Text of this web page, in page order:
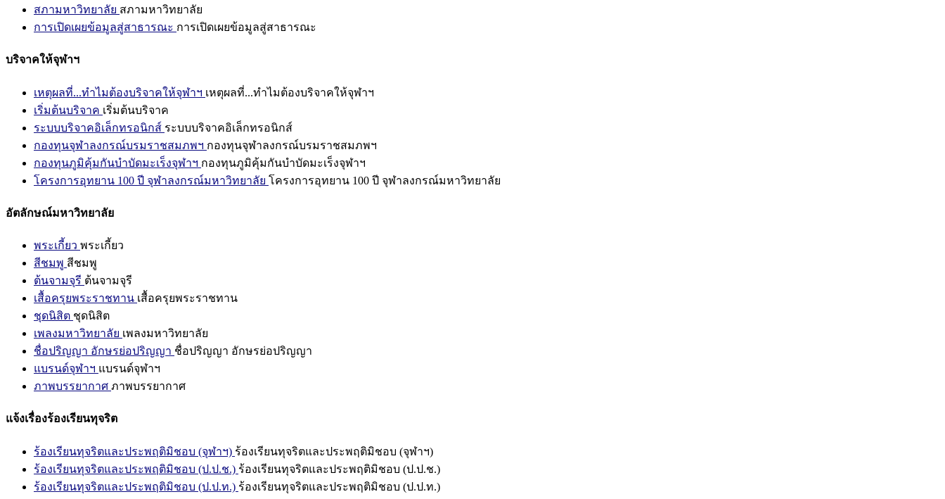
สภามหาวิทยาลัย สภามหาวิทยาลัย
การเปิดเผยข้อมูลสู่สาธารณะ การเปิดเผยข้อมูลสู่สาธารณะ
บริจาคให้จุฬาฯ
เหตุผลที่...ทำไมต้องบริจาคให้จุฬาฯ เหตุผลที่...ทำไมต้องบริจาคให้จุฬาฯ
เริ่มต้นบริจาค เริ่มต้นบริจาค
ระบบบริจาคอิเล็กทรอนิกส์ ระบบบริจาคอิเล็กทรอนิกส์
กองทุนจุฬาลงกรณ์บรมราชสมภพฯ กองทุนจุฬาลงกรณ์บรมราชสมภพฯ
กองทุนภูมิคุ้มกันบำบัดมะเร็งจุฬาฯ กองทุนภูมิคุ้มกันบำบัดมะเร็งจุฬาฯ
โครงการอุทยาน 100 ปี จุฬาลงกรณ์มหาวิทยาลัย โครงการอุทยาน 100 ปี จุฬาลงกรณ์มหาวิทยาลัย
อัตลักษณ์มหาวิทยาลัย
พระเกี้ยว พระเกี้ยว
สีชมพู สีชมพู
ต้นจามจุรี ต้นจามจุรี
เสื้อครุยพระราชทาน เสื้อครุยพระราชทาน
ชุดนิสิต ชุดนิสิต
เพลงมหาวิทยาลัย เพลงมหาวิทยาลัย
ชื่อปริญญา อักษรย่อปริญญา ชื่อปริญญา อักษรย่อปริญญา
แบรนด์จุฬาฯ แบรนด์จุฬาฯ
ภาพบรรยากาศ ภาพบรรยากาศ
แจ้งเรื่องร้องเรียนทุจริต
ร้องเรียนทุจริตและประพฤติมิชอบ (จุฬาฯ) ร้องเรียนทุจริตและประพฤติมิชอบ (จุฬาฯ)
ร้องเรียนทุจริตและประพฤติมิชอบ (ป.ป.ช.) ร้องเรียนทุจริตและประพฤติมิชอบ (ป.ป.ช.)
ร้องเรียนทุจริตและประพฤติมิชอบ (ป.ป.ท.) ร้องเรียนทุจริตและประพฤติมิชอบ (ป.ป.ท.)